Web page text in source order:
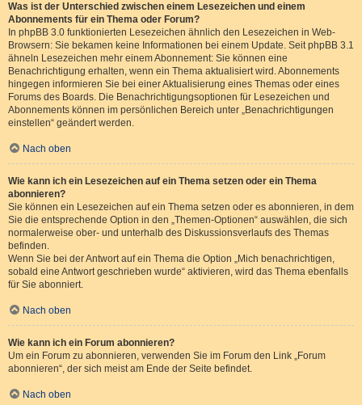
Was ist der Unterschied zwischen einem Lesezeichen und einem
Abonnements für ein Thema oder Forum?
In phpBB 3.0 funktionierten Lesezeichen ähnlich den Lesezeichen in Web-
Browsern: Sie bekamen keine Informationen bei einem Update. Seit phpBB 3.1
ähneln Lesezeichen mehr einem Abonnement: Sie können eine
Benachrichtigung erhalten, wenn ein Thema aktualisiert wird. Abonnements
hingegen informieren Sie bei einer Aktualisierung eines Themas oder eines
Forums des Boards. Die Benachrichtigungsoptionen für Lesezeichen und
Abonnements können im persönlichen Bereich unter „Benachrichtigungen
einstellen“ geändert werden.
Nach oben
Wie kann ich ein Lesezeichen auf ein Thema setzen oder ein Thema
abonnieren?
Sie können ein Lesezeichen auf ein Thema setzen oder es abonnieren, in dem
Sie die entsprechende Option in den „Themen-Optionen“ auswählen, die sich
normalerweise ober- und unterhalb des Diskussionsverlaufs des Themas
befinden.
Wenn Sie bei der Antwort auf ein Thema die Option „Mich benachrichtigen,
sobald eine Antwort geschrieben wurde“ aktivieren, wird das Thema ebenfalls
für Sie abonniert.
Nach oben
Wie kann ich ein Forum abonnieren?
Um ein Forum zu abonnieren, verwenden Sie im Forum den Link „Forum
abonnieren“, der sich meist am Ende der Seite befindet.
Nach oben